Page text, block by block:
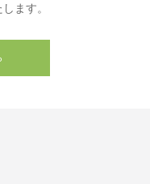
ます。